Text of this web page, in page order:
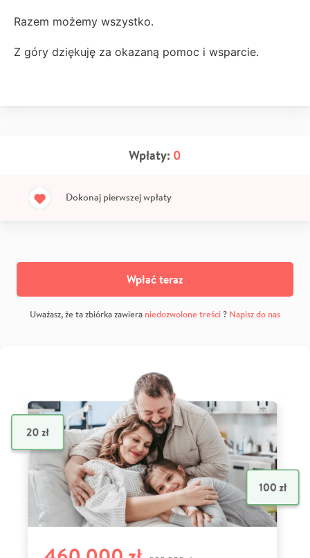
Razem możemy wszystko.
Z góry dziękuję za okazaną pomoc i wsparcie.
Wpłaty: 0
Dokonaj pierwszej wpłaty
Wpłać teraz
Uważasz, że ta zbiórka zawiera niedozwolone treści? Napisz do nas